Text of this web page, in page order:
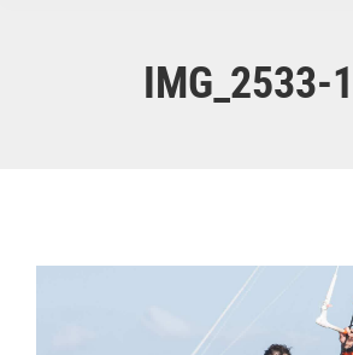
IMG_2533-